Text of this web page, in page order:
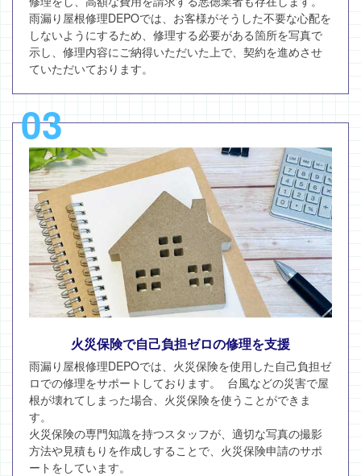
雨漏り屋根修理DEPOでは、お客様がそうした不要な心配を
しないようにするため、修理する必要がある箇所を写真で
示し、修理内容にご納得いただいた上で、契約を進めさせ
ていただいております。
03
火災保険で自己負担ゼロの修理を支援
雨漏り屋根修理DEPOでは、火災保険を使用した自己負担ゼ
ロでの修理をサポートしております。 台風などの災害で屋
根が壊れてしまった場合、火災保険を使うことができま
す。
火災保険の専門知識を持つスタッフが、適切な写真の撮影
方法や見積もりを作成しすることで、火災保険申請のサポ
ートをしています。